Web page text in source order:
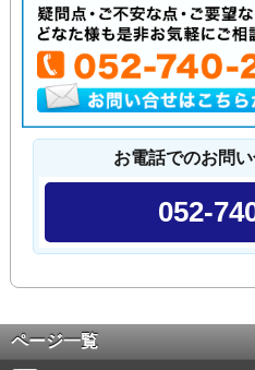
お電話でのお問
052-
ページ一覧